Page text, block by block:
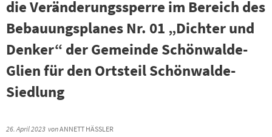
die Veränderungssperre im Bereich des
Bebauungsplanes Nr. 01 „Dichter und
Denker“ der Gemeinde Schönwalde-
Glien für den Ortsteil Schönwalde-
Siedlung
26. April 2023 vonANNETT HÄSSLER